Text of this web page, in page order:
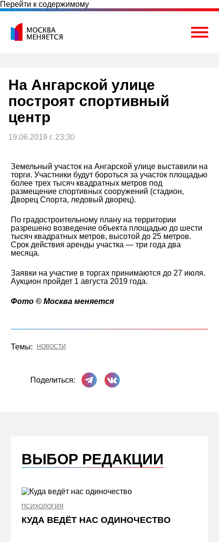
Перейти к содержимому
На Ангарской улице
построят спортивный
центр
19.06.2019 г. 23:30
Земельный участок на Ангарской улице выставили на
торги. Участники будут бороться за участок площадью
более трех тысяч квадратных метров под
размещение спортивных сооружений (стадион,
Дворец Спорта, ледовый дворец).
По градостроительному плану на территории
разрешено возведение объекта площадью до шести
тысяч квадратных метров, высотой до 25 метров.
Срок действия аренды участка — три года два
месяца.
Заявки на участие в торгах принимаются до 27 июля.
Аукцион пройдет 1 августа 2019 года.
Фото ©️ Москва меняется
Темы: НОВОСТИ
Поделиться:
Поделиться в Телеграме
Поделиться ВКонтакте
ВЫБОР РЕДАКЦИИ
ПСИХОЛОГИЯ
КУДА ВЕДЁТ НАС ОДИНОЧЕСТВО